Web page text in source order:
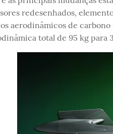
redesenhados,
aerodinâmicos de carbono
total de 95 kg para